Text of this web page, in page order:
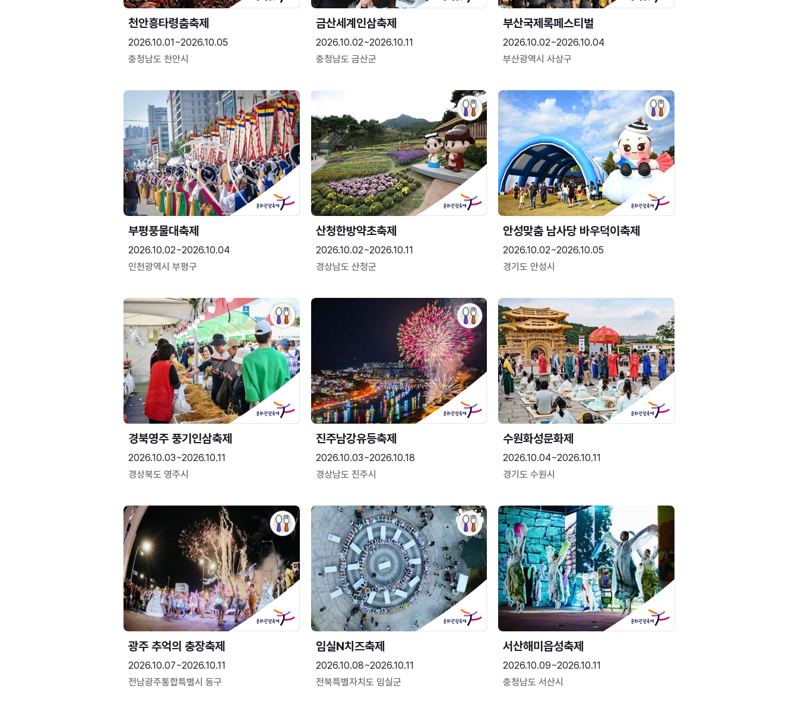
천안흥타령춤축제
2026.10.01~2026.10.05
충청남도 천안시
금산세계인삼축제
2026.10.02~2026.10.11
충청남도 금산군
부산국제록페스티벌
2026.10.02~2026.10.04
부산광역시 사상구
부평풍물대축제
2026.10.02~2026.10.04
인천광역시 부평구
산청한방약초축제
2026.10.02~2026.10.11
경상남도 산청군
안성맞춤 남사당 바우덕이축제
2026.10.02~2026.10.05
경기도 안성시
경북영주 풍기인삼축제
2026.10.03~2026.10.11
경상북도 영주시
진주남강유등축제
2026.10.03~2026.10.18
경상남도 진주시
수원화성문화제
2026.10.04~2026.10.11
경기도 수원시
광주 추억의 충장축제
2026.10.07~2026.10.11
전남광주통합특별시 동구
임실N치즈축제
2026.10.08~2026.10.11
전북특별자치도 임실군
서산해미읍성축제
2026.10.09~2026.10.11
충청남도 서산시